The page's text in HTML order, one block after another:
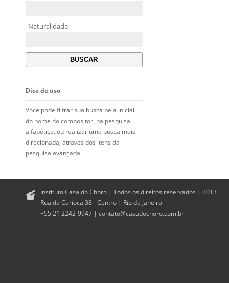
Naturalidade
Dica de uso
Você pode filtrar sua busca pela inicial
do nome do compositor, na pesquisa
alfabética, ou realizar uma busca mais
direcionada, através dos itens da
pesquisa avançada.
Instituto Casa do Choro | Todos os direitos reservados | 2013
Rua da Carioca 38 - Centro | Rio de Janeiro
+55 21 2242-9947 | contato@casadochoro.com.br